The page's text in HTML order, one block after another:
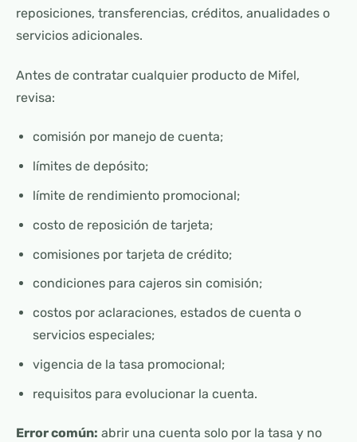
reposiciones, transferencias, créditos, anualidades o
servicios adicionales.
Antes de contratar cualquier producto de Mifel,
revisa:
comisión por manejo de cuenta;
límites de depósito;
límite de rendimiento promocional;
costo de reposición de tarjeta;
comisiones por tarjeta de crédito;
condiciones para cajeros sin comisión;
costos por aclaraciones, estados de cuenta o
servicios especiales;
vigencia de la tasa promocional;
requisitos para evolucionar la cuenta.
Error común: abrir una cuenta solo por la tasa y no